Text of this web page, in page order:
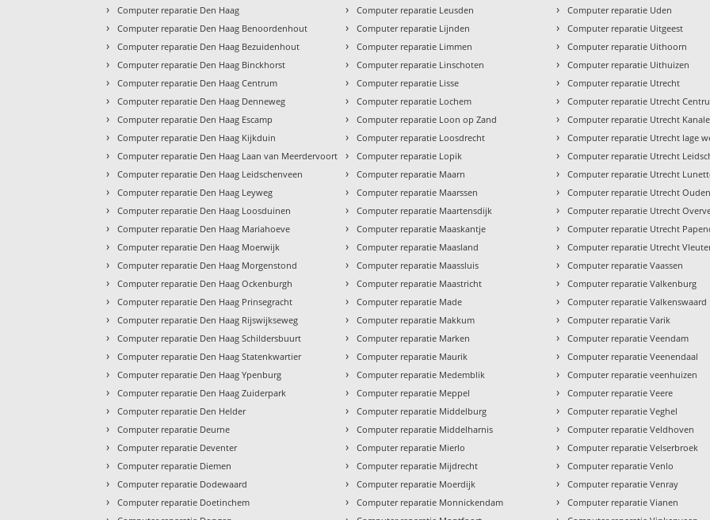
› Computer reparatie Den Haag
› Computer reparatie Den Haag Benoordenhout
› Computer reparatie Den Haag Bezuidenhout
› Computer reparatie Den Haag Binckhorst
› Computer reparatie Den Haag Centrum
› Computer reparatie Den Haag Denneweg
› Computer reparatie Den Haag Escamp
› Computer reparatie Den Haag Kijkduin
› Computer reparatie Den Haag Laan van Meerdervoort
› Computer reparatie Den Haag Leidschenveen
› Computer reparatie Den Haag Leyweg
› Computer reparatie Den Haag Loosduinen
› Computer reparatie Den Haag Mariahoeve
› Computer reparatie Den Haag Moerwijk
› Computer reparatie Den Haag Morgenstond
› Computer reparatie Den Haag Ockenburgh
› Computer reparatie Den Haag Prinsegracht
› Computer reparatie Den Haag Rijswijkseweg
› Computer reparatie Den Haag Schildersbuurt
› Computer reparatie Den Haag Statenkwartier
› Computer reparatie Den Haag Ypenburg
› Computer reparatie Den Haag Zuiderpark
› Computer reparatie Den Helder
› Computer reparatie Deurne
› Computer reparatie Deventer
› Computer reparatie Diemen
› Computer reparatie Dodewaard
› Computer reparatie Doetinchem
› Computer reparatie Leusden
› Computer reparatie Lijnden
› Computer reparatie Limmen
› Computer reparatie Linschoten
› Computer reparatie Lisse
› Computer reparatie Lochem
› Computer reparatie Loon op Zand
› Computer reparatie Loosdrecht
› Computer reparatie Lopik
› Computer reparatie Maarn
› Computer reparatie Maarssen
› Computer reparatie Maartensdijk
› Computer reparatie Maaskantje
› Computer reparatie Maasland
› Computer reparatie Maassluis
› Computer reparatie Maastricht
› Computer reparatie Made
› Computer reparatie Makkum
› Computer reparatie Marken
› Computer reparatie Maurik
› Computer reparatie Medemblik
› Computer reparatie Meppel
› Computer reparatie Middelburg
› Computer reparatie Middelharnis
› Computer reparatie Mierlo
› Computer reparatie Mijdrecht
› Computer reparatie Moerdijk
› Computer reparatie Monnickendam
› Computer reparatie Uden
› Computer reparatie Uitgeest
› Computer reparatie Uithoorn
› Computer reparatie Uithuizen
› Computer reparatie Utrecht
› Computer reparatie Utrecht
› Computer reparatie Utrecht
› Computer reparatie Utrecht lage
› Computer reparatie Utrecht
› Computer reparatie Utrecht
› Computer reparatie Utrecht
› Computer reparatie Utrecht
› Computer reparatie Utrecht
› Computer reparatie Utrecht
› Computer reparatie Vaassen
› Computer reparatie Valkenburg
› Computer reparatie Valkenswaard
› Computer reparatie Varik
› Computer reparatie Veendam
› Computer reparatie Veenendaal
› Computer reparatie veenhuizen
› Computer reparatie Veere
› Computer reparatie Veghel
› Computer reparatie Veldhoven
› Computer reparatie Velserbroek
› Computer reparatie Venlo
› Computer reparatie Venray
› Computer reparatie Vianen